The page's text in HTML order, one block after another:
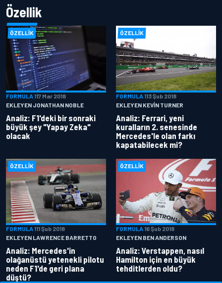
Özellik
ÖZELLIK
FORMULA 117 Mar 2018
EKLEYEN JONATHAN NOBLE
Analiz: F1'deki bir sonraki
büyük şey "Yapay Zeka"
olacak
ÖZELLIK
FORMULA 113 Şub 2018
EKLEYEN KEVIN TURNER
Analiz: Ferrari, yeni
kuralların 2. senesinde
Mercedes'le olan farkı
kapatabilecek mi?
ÖZELLIK
FORMULA 111 Şub 2018
EKLEYEN LAWRENCE BARRETTO
Analiz: Mercedes'in
olağanüstü yetenekli pilotu
neden F1'de geri plana
düştü?
ÖZELLIK
FORMULA 16 Şub 2018
EKLEYEN BEN ANDERSON
Analiz: Verstappen, nasıl
Hamilton için en büyük
tehditlerden oldu?